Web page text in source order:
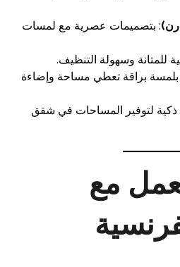
: بتصميمات عصرية مع لمسات
للمتانة وسهولة التنظيف.
بلمسة براقة تعطي مساحة وإضاءة
ذكية لتوفير المساحات في شقق
مع